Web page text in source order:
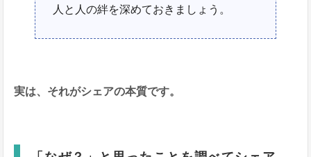
人と人の絆を深めておきましょう。
実は、それがシェアの本質です。